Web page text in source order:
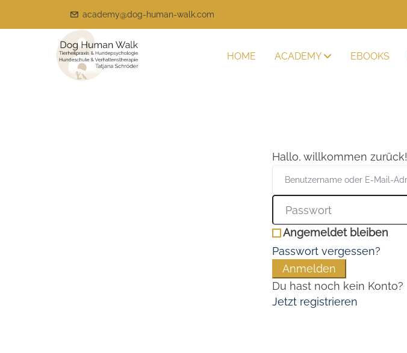
academy@dog-human-walk.com
HOME ACADEMY EBOOKS
Hallo, willkommen zurück!
Angemeldet bleiben
Passwort vergessen?
Anmelden
Du hast noch kein Konto?
Jetzt registrieren